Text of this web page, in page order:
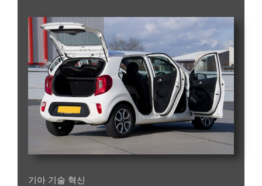
기아 기술 혁신